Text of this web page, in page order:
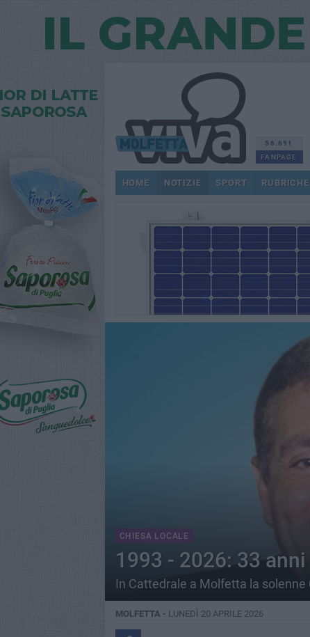
56.691
FANPAGE
HOME NOTIZIE SPORT RUBRICHE
CHIESA LOCALE
1993 - 2026: 33
In Cattedrale a Molfetta la
MOLFETTA - LUNEDÌ 20 APRILE 2026